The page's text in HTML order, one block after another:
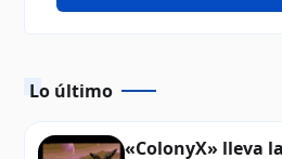
Lo último
«ColonyX» lleva